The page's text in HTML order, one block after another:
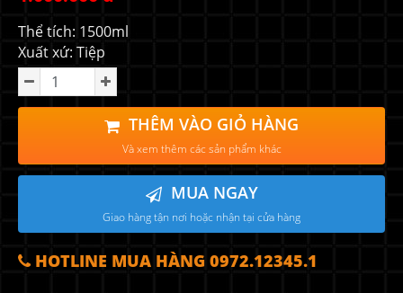
Thể tích: 1500ml
Xuất xứ: Tiệp
THÊM VÀO GIỎ HÀNG
Và xem thêm các sản phẩm khác
MUA NGAY
Giao hàng tận nơi hoặc nhận tại cửa hàng
HOTLINE MUA HÀNG 0972.12345.1